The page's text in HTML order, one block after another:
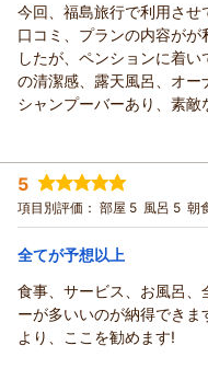
★ らんたのパパ様
この度はご宿泊いただき
まして誠にありがとうご
感、間取り、そしてお食
のこと、大変嬉しく思い
のイメージでは考えられ
点”という最高のお褒め
っております。館内の設
ようで何よりでございま
い」と思っていただける
いります。お帰りの時楽
す。この度は温かいクチ
た。
今回、福島旅行で利用させ
口コミ、プランの内容がが
したが、ペンションに着
の清潔感、露天風呂、オー
シャンプーバーあり、素敵
ぎ、サービスの多さ、全
今回の目的にしていた、
ントに電話し少しでも体
間外に予約を入れてくだ
満足でした。
体をほぐし、くつろぎまし
お食事もオーナーの説明付
れもとても美味しかったで
至れり尽くせりで、私の中
もっと早くチェックイン
宿泊時期： 2025年10月宿泊 (
投稿者： めぐさん
宿泊プラン： 不思議な浮遊体験
と伊フルコース基本プラン♪
ツ
宿泊価格帯： 19,001～20,000
ヒーリングイン ホワイトペ
★めぐ様
この度は福島旅行の大切
き、さらに心温まるお言
5
項目別評価： 部屋 5 風呂 5 朝
全てが予想以上
食事、サービス、お風呂、
ーが多いいのが納得でき
より、ここを勧めます!